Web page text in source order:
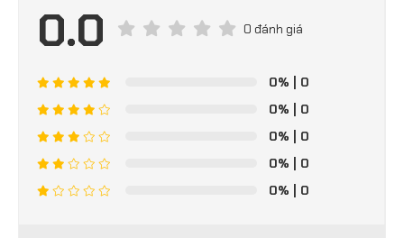
0.0 0 đánh giá
0% | 0
0% | 0
0% | 0
0% | 0
0% | 0